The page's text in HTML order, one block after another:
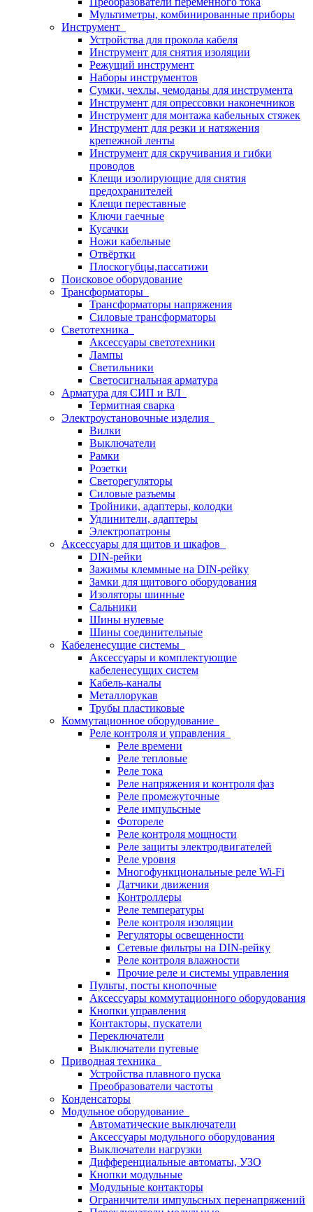
Мультиметры, комбинированные приборы
Инструмент
Устройства для прокола кабеля
Инструмент для снятия изоляции
Режущий инструмент
Наборы инструментов
Сумки, чехлы, чемоданы для инструмента
Инструмент для опрессовки наконечников
Инструмент для монтажа кабельных стяжек
Инструмент для резки и натяжения
крепежной ленты
Инструмент для скручивания и гибки
проводов
Клещи изолирующие для снятия
предохранителей
Клещи переставные
Ключи гаечные
Кусачки
Ножи кабельные
Отвёртки
Плоскогубцы,пассатижи
Поисковое оборудование
Трансформаторы
Трансформаторы напряжения
Силовые трансформаторы
Светотехника
Аксессуары светотехники
Лампы
Светильники
Светосигнальная арматура
Арматура для СИП и ВЛ
Термитная сварка
Электроустановочные изделия
Вилки
Выключатели
Рамки
Розетки
Светорегуляторы
Силовые разъемы
Тройники, адаптеры, колодки
Удлинители, адаптеры
Электропатроны
Аксессуары для щитов и шкафов
DIN-рейки
Зажимы клеммные на DIN-рейку
Замки для щитового оборудования
Изоляторы шинные
Сальники
Шины нулевые
Шины соединительные
Кабеленесущие системы
Аксессуары и комплектующие
кабеленесущих систем
Кабель-каналы
Металлорукав
Трубы пластиковые
Коммутационное оборудование
Реле контроля и управления
Реле времени
Реле тепловые
Реле тока
Реле напряжения и контроля фаз
Реле промежуточные
Реле импульсные
Фотореле
Реле контроля мощности
Реле защиты электродвигателей
Реле уровня
Многофункциональные реле Wi-Fi
Датчики движения
Контроллеры
Реле температуры
Реле контроля изоляции
Регуляторы освещенности
Сетевые фильтры на DIN-рейку
Реле контроля влажности
Прочие реле и системы управления
Пульты, посты кнопочные
Аксессуары коммутационного оборудования
Кнопки управления
Контакторы, пускатели
Переключатели
Выключатели путевые
Приводная техника
Устройства плавного пуска
Преобразователи частоты
Конденсаторы
Модульное оборудование
Автоматические выключатели
Аксессуары модульного оборудования
Выключатели нагрузки
Дифференциальные автоматы, УЗО
Кнопки модульные
Модульные контакторы
Ограничители импульсных перенапряжений